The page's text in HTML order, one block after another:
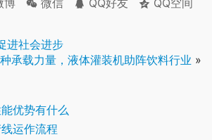
博 微信 QQ好友
QQ空间
进社会进步
承载力量，液体灌装机助阵饮料行业 »
优势有什么
运作流程